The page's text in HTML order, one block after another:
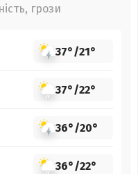
грози
37°/21°
37°/22°
36°/20°
36°/22°